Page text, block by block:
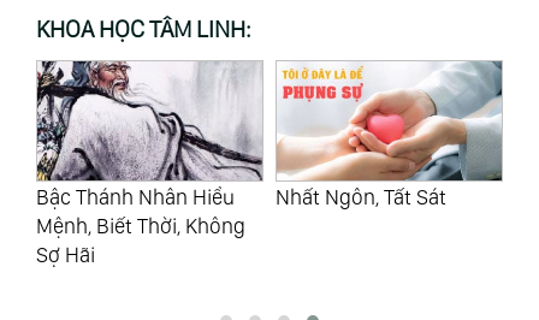
KHOA HỌC TÂM LINH:
Bậc Thánh Nhân Hiểu
Mệnh, Biết Thời, Không
Sợ Hãi
Nhất Ngôn, Tất Sát